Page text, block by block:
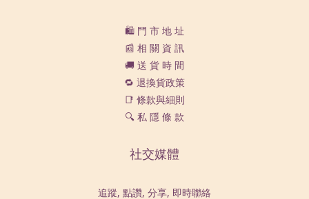
🛍️ 門 市 地 址
📰 相 關 資 訊
🚚 送 貨 時 間
🔁 退換貨政策
📑 條款與細則
🔍 私 隱 條 款
社交媒體
追蹤, 點讚, 分享, 即時聯絡